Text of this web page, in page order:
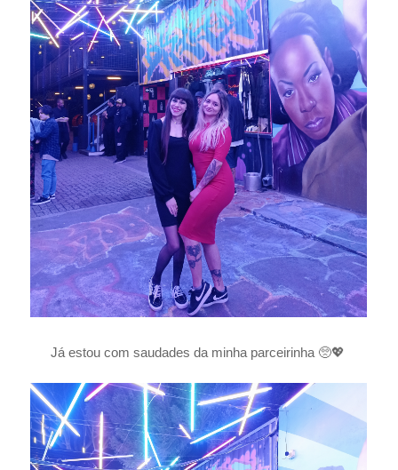
Já estou com saudades da minha parceirinha 🥺💖